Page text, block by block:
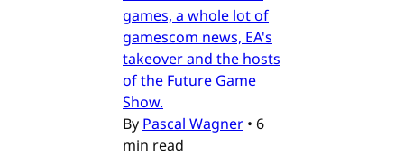
games, a whole lot of
gamescom news, EA's
takeover and the hosts
of the Future Game
Show.
By Pascal Wagner • 6
min read